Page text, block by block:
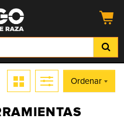
Ordenar